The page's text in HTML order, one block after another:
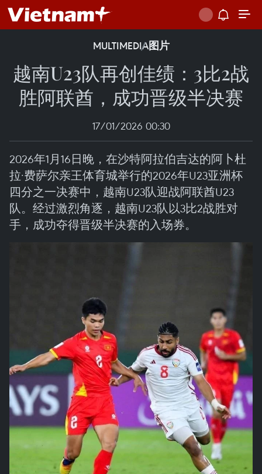
MULTIMEDIA图片
越南U23队再创佳绩：3比2战
胜阿联酋，成功晋级半决赛
17/01/2026 00:30
2026年1月16日晚，在沙特阿拉伯吉达的阿卜杜
拉·费萨尔亲王体育城举行的2026年U23亚洲杯
四分之一决赛中，越南U23队迎战阿联酋U23
队。经过激烈角逐，越南U23队以3比2战胜对
手，成功夺得晋级半决赛的入场券。